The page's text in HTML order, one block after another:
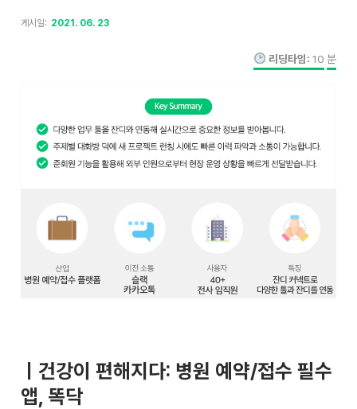
게시일: 2021. 06. 23
리딩타임: 10 분
ㅣ건강이 편해지다: 병원 예약/접수 필수
앱, 똑닥